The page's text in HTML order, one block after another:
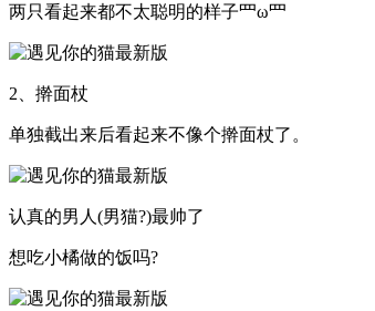
两只看起来都不太聪明的样子罒ω罒
2、擀面杖
单独截出来后看起来不像个擀面杖了。
认真的男人(男猫?)最帅了
想吃小橘做的饭吗?